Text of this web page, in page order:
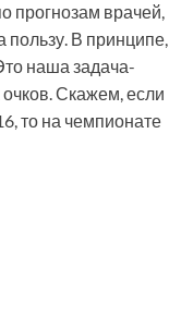
прогнозам врачей,
пользу. В принципе,
наша задача-
Скажем, если
то на чемпионате